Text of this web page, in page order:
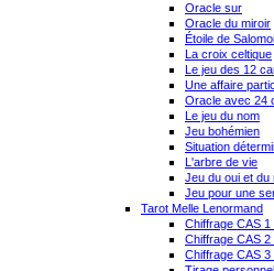
Oracle sur
Oracle du miroir
Étoile de
La croix celtique
Le jeu des 12
Une affaire
Oracle avec 24
Le jeu du nom
Jeu bohémien
Situation
L'arbre de vie
Jeu du oui et du
Jeu pour une
Tarot Melle Lenormand
Chiffrage CAS
Chiffrage CAS
Chiffrage CAS